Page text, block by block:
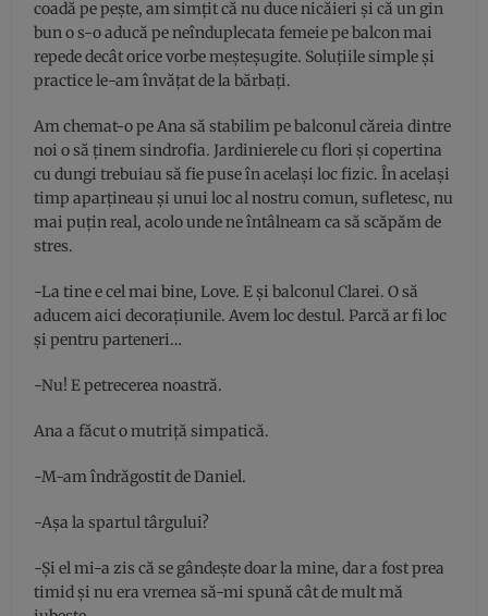
coadă pe pește, am simțit că nu duce nicăieri și că un gin
bun o s-o aducă pe neînduplecata femeie pe balcon mai
repede decât orice vorbe meșteșugite. Soluțiile simple și
practice le-am învățat de la bărbați.
Am chemat-o pe Ana să stabilim pe balconul căreia dintre
noi o să ținem sindrofia. Jardinierele cu flori și copertina
cu dungi trebuiau să fie puse în același loc fizic. În același
timp aparțineau și unui loc al nostru comun, sufletesc, nu
mai puțin real, acolo unde ne întâlneam ca să scăpăm de
stres.
-La tine e cel mai bine, Love. E și balconul Clarei. O să
aducem aici decorațiunile. Avem loc destul. Parcă ar fi loc
și pentru parteneri…
-Nu! E petrecerea noastră.
Ana a făcut o mutriță simpatică.
-M-am îndrăgostit de Daniel.
-Așa la spartul târgului?
-Și el mi-a zis că se gândește doar la mine, dar a fost prea
timid și nu era vremea să-mi spună cât de mult mă